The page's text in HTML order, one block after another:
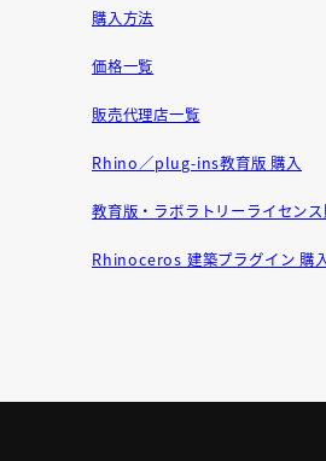
購入方法
価格一覧
販売代理店一覧
Rhino／plug-ins教育版 購入
教育版・ラボラトリーライセン
Rhinoceros 建築プラグイン 購